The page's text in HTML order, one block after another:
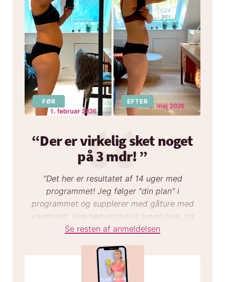
FØR EFTER
“Der er virkelig sket noget
på 3 mdr! ”
“Det her er resultatet af 14 uger med
programmet! Jeg følger “din plan” i
programmet og supplerer med gåture med
vægtvest, ikke nødvendigvis lange ture, og
rider 2-3 gange om ugen. Jeg sover meget
godt.”
Se resten af anmeldelsen